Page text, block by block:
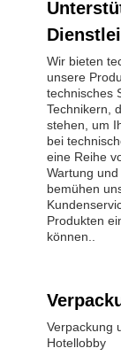
Wir bieten
unsere
technisches
Technikern,
stehen, um
bei
eine Reihe
Wartung
bemühen
Produkten
können..
Verpackung
Hotellobby